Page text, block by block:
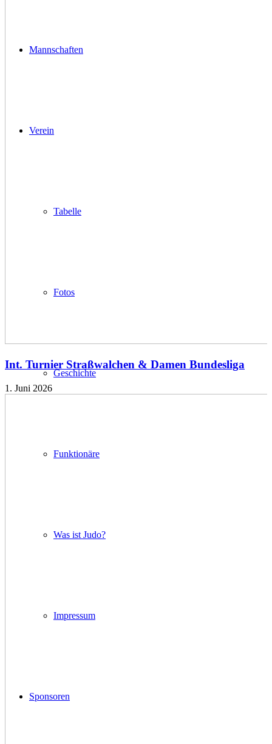
Mannschaften
Verein
Tabelle
Fotos
Geschichte
Funktionäre
Was ist Judo?
Impressum
Sponsoren
Int. Turnier Straßwalchen & Damen Bundesliga
1. Juni 2026